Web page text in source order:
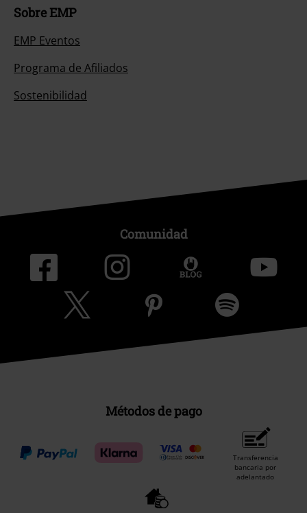
Sobre EMP
EMP Eventos
Programa de Afiliados
Sostenibilidad
Comunidad
Métodos de pago
Transferencia
bancaria por
adelantado